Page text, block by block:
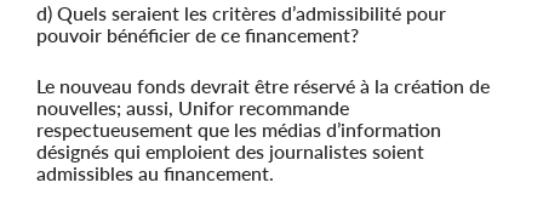
d) Quels seraient les critères d’admissibilité pour
pouvoir bénéficier de ce financement?
Le nouveau fonds devrait être réservé à la création de
nouvelles; aussi, Unifor recommande
respectueusement que les médias d’information
désignés qui emploient des journalistes soient
admissibles au financement.